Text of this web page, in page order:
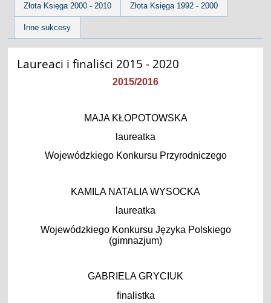
Złota Księga 2000 - 2010 Złota Księga 1992 - 2000
Inne sukcesy
Laureaci i finaliści 2015 - 2020
2015/2016
MAJA KŁOPOTOWSKA
laureatka
Wojewódzkiego Konkursu Przyrodniczego
KAMILA NATALIA WYSOCKA
laureatka
Wojewódzkiego Konkursu Języka Polskiego
(gimnazjum)
GABRIELA GRYCIUK
finalistka